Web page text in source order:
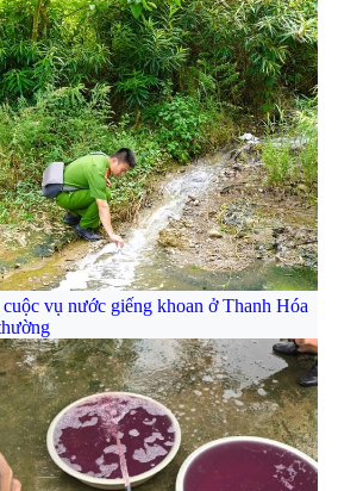
vụ nước giếng khoan ở Thanh Hóa